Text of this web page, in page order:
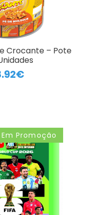
Crocante – Pote
Em Promoção